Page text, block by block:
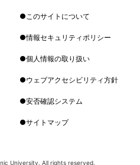
このサイトについて
情報セキュリティポリシー
個人情報の取り扱い
ウェブアクセシビリティ方針
安否確認システム
サイトマップ
University. All rights reserved.